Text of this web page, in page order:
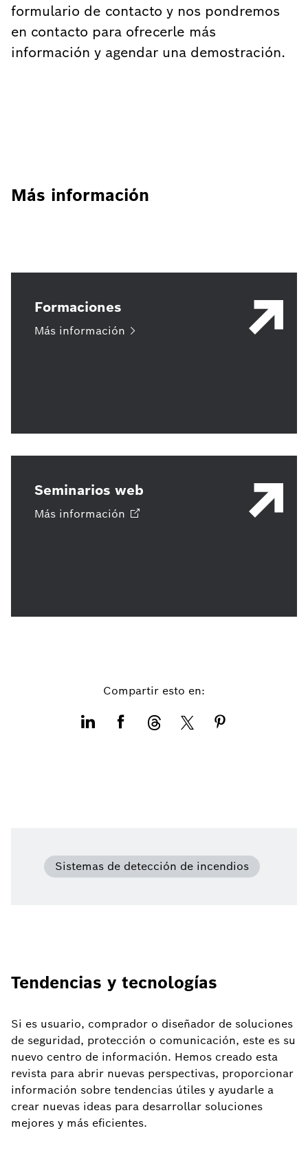
formulario de contacto y nos pondremos
en contacto para ofrecerle más
información y agendar una demostración.
Más información
Formaciones
Más información
Seminarios web
Más información
Compartir esto en:
Sistemas de detección de incendios
Tendencias y tecnologías
Si es usuario, comprador o diseñador de soluciones
de seguridad, protección o comunicación, este es su
nuevo centro de información. Hemos creado esta
revista para abrir nuevas perspectivas, proporcionar
información sobre tendencias útiles y ayudarle a
crear nuevas ideas para desarrollar soluciones
mejores y más eficientes.